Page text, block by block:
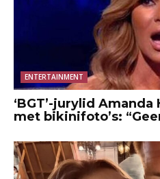
ENTERTAINMENT
‘BGT’-jurylid
met bikinifoto’s: